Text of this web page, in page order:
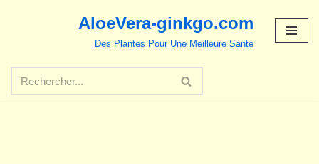
contenu
AloeVera-ginkgo.com
Des Plantes Pour Une Meilleure Santé